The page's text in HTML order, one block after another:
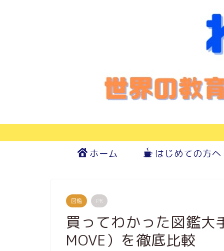
ホーム はじめての方へ
図鑑 PR
買ってわかった図鑑大
MOVE）を徹底比較